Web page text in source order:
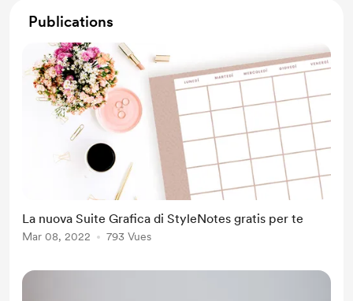
Publications
La nuova Suite Grafica di StyleNotes gratis per te
Mar 08, 2022 793 Vues